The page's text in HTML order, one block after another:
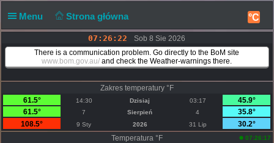
Menu Strona główna °C
07:26:22
Sob 8 Sie 2026
There is a communication problem. Go directly to the BoM site
www.bom.gov.au/ and check the Weather-warnings there.
Zakres temperatury °F
61.5°
14:30 Dzisiaj 03:17
45.9°
61.5°
7 Sierpień 4
35.8°
108.5°
9 Sty 2026 31 Lip
30.2°
Temperatura °F
07:26:17